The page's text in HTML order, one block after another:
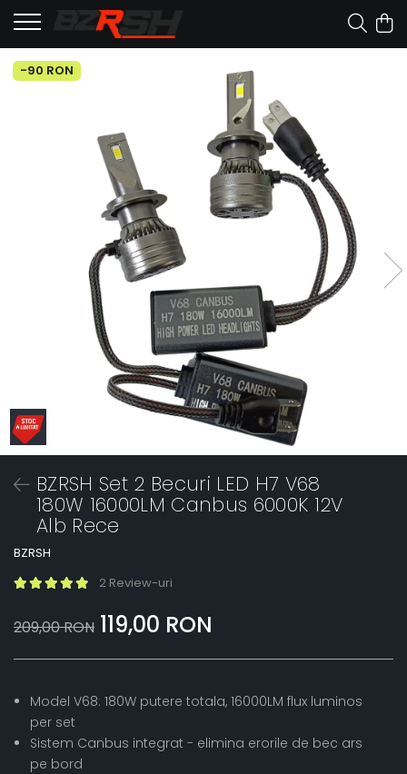
-90 RON
BZRSH Set 2 Becuri LED H7 V68
180W 16000LM Canbus 6000K 12V
Alb Rece
BZRSH
2 Review-uri
209,00 RON 119,00 RON
Model V68: 180W putere totala, 16000LM flux luminos
per set
Sistem Canbus integrat - elimina erorile de bec ars
pe bord